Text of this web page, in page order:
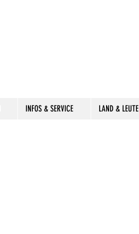
INFOS & SERVICE LAND & LEUTE